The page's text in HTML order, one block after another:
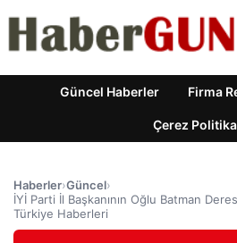
Güncel Haberler Firma
Çerez
Haberler›Güncel›
İYİ Parti İl Başkanının Oğlu Batman
Türkiye Haberleri